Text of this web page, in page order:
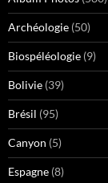
Archéologie (50)
Biospéléologie (9)
Bolivie (39)
Brésil (95)
Canyon (5)
Espagne (8)